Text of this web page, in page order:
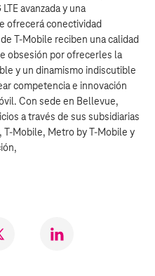
avanzada y una
ofrecerá conectividad
T‑Mobile reciben una calidad
obsesión por ofrecerles la
y un dinamismo indiscutible
competencia e innovación
Con sede en Bellevue,
a través de sus subsidiarias
Metro by T‑Mobile y
Compartr